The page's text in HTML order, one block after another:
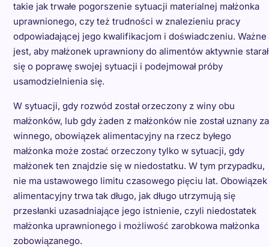
takie jak trwałe pogorszenie sytuacji materialnej małżonka
uprawnionego, czy też trudności w znalezieniu pracy
odpowiadającej jego kwalifikacjom i doświadczeniu. Ważne
jest, aby małżonek uprawniony do alimentów aktywnie starał
się o poprawę swojej sytuacji i podejmował próby
usamodzielnienia się.
W sytuacji, gdy rozwód został orzeczony z winy obu
małżonków, lub gdy żaden z małżonków nie został uznany za
winnego, obowiązek alimentacyjny na rzecz byłego
małżonka może zostać orzeczony tylko w sytuacji, gdy
małżonek ten znajdzie się w niedostatku. W tym przypadku,
nie ma ustawowego limitu czasowego pięciu lat. Obowiązek
alimentacyjny trwa tak długo, jak długo utrzymują się
przesłanki uzasadniające jego istnienie, czyli niedostatek
małżonka uprawnionego i możliwość zarobkowa małżonka
zobowiązanego.